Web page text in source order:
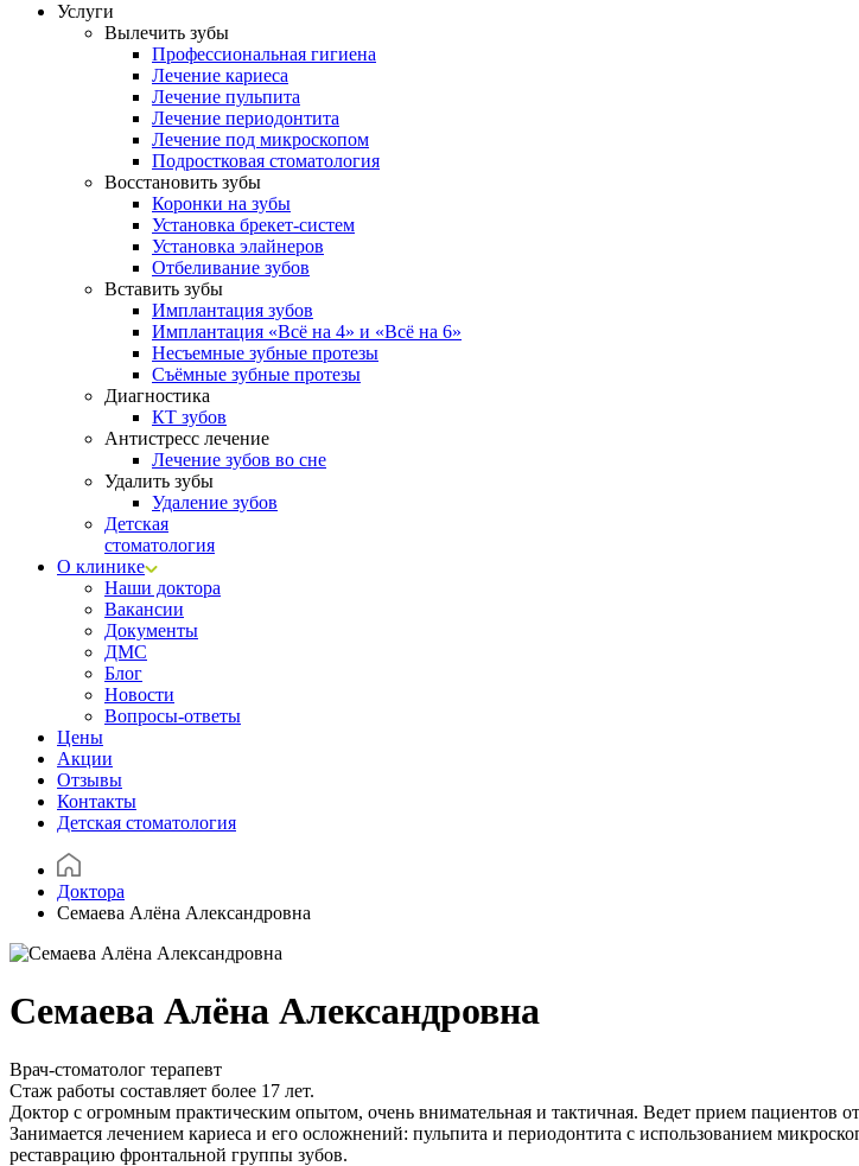
Услуги
Вылечить зубы
Профессиональная гигиена
Лечение кариеса
Лечение пульпита
Лечение периодонтита
Лечение под микроскопом
Подростковая стоматология
Восстановить зубы
Коронки на зубы
Установка брекет-систем
Установка элайнеров
Отбеливание зубов
Вставить зубы
Имплантация зубов
Имплантация «‎Всё на 4» и «‎Всё на 6»
Несъемные зубные протезы
Съёмные зубные протезы
Диагностика
КТ зубов
Антистресс лечение
Лечение зубов во сне
Удалить зубы
Удаление зубов
Детская
стоматология
О клинике
Наши доктора
Вакансии
Документы
ДМС
Блог
Новости
Вопросы-ответы
Цены
Акции
Отзывы
Контакты
Детская стоматология
Доктора
Семаева Алёна Александровна
Семаева Алёна Александровна
Врач-стоматолог терапевт
Стаж работы составляет более 17 лет.
Доктор с огромным практическим опытом, очень внимательная и тактичная. Ведет прием пациентов
Занимается лечением кариеса и его осложнений: пульпита и периодонтита с использованием
реставрацию фронтальной группы зубов.